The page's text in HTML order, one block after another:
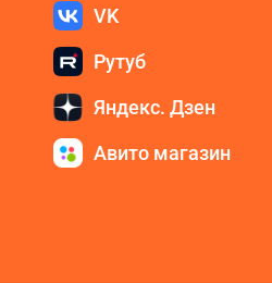
VK
Рутуб
Яндекс. Дзен
Авито магазин